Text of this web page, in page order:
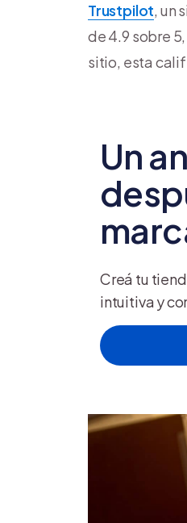
Trustpilot, un
de 4.9 sobre
sitio, esta
la rapidez de
incluyendo la
Un
Creá tu
intuitiva y